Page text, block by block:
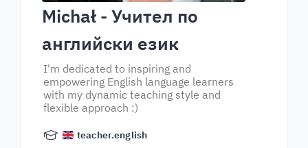
Michał - Учител по
английски език
I'm dedicated to inspiring and
empowering English language learners
with my dynamic teaching style and
flexible approach :)
teacher.english